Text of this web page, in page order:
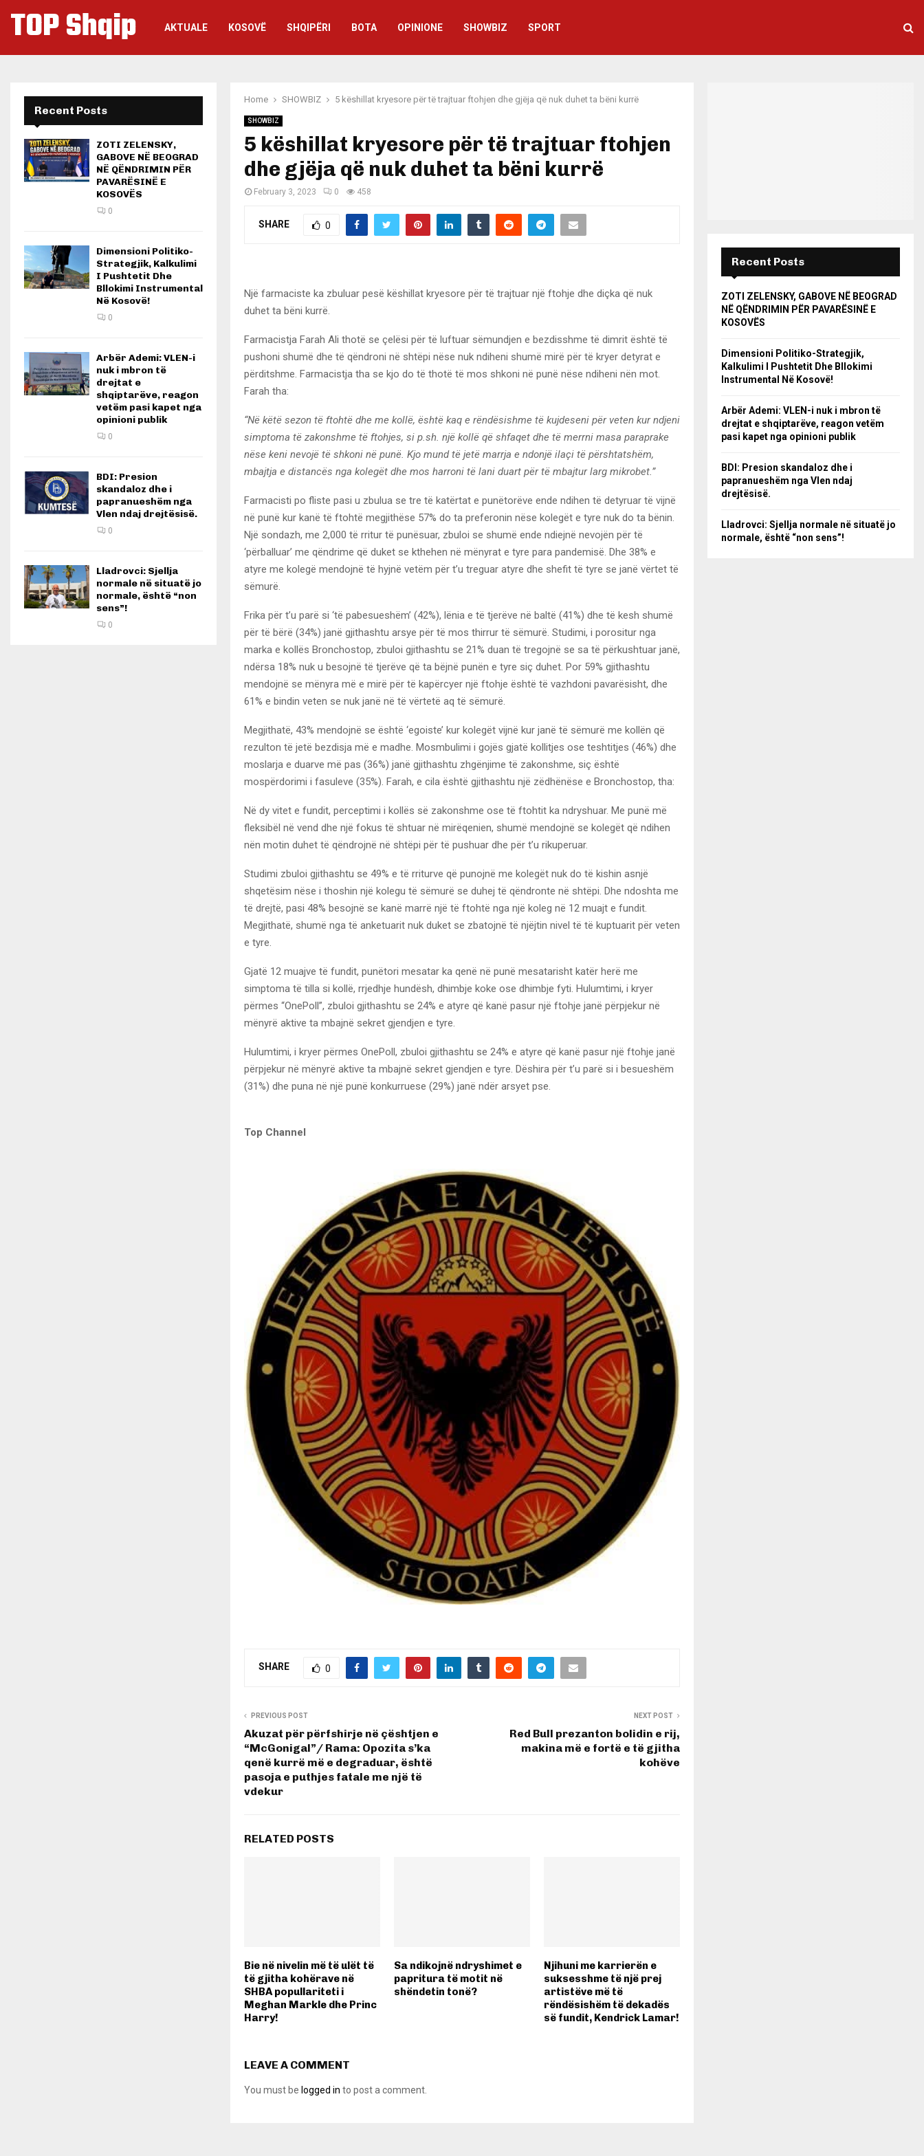
TOP Shqip AKTUALE KOSOVË SHQIPËRI BOTA OPINIONE SHOWBIZ SPORT
Home SHOWBIZ 5 këshillat kryesore për të trajtuar ftohjen dhe gjëja që nuk duhet ta bëni kurrë
SHOWBIZ
5 këshillat kryesore për të trajtuar ftohjen
dhe gjëja që nuk duhet ta bëni kurrë
February 3, 2023 0 458
SHARE 0
Një farmaciste ka zbuluar pesë këshillat kryesore për të trajtuar një ftohje dhe diçka që nuk
duhet ta bëni kurrë.
Farmacistja Farah Ali thotë se çelësi për të luftuar sëmundjen e bezdisshme të dimrit është të
pushoni shumë dhe të qëndroni në shtëpi nëse nuk ndiheni shumë mirë për të kryer detyrat e
përditshme. Farmacistja tha se kjo do të thotë të mos shkoni në punë nëse ndiheni nën mot.
Farah tha:
“Në këtë sezon të ftohtë dhe me kollë, është kaq e rëndësishme të kujdeseni për veten kur ndjeni
simptoma të zakonshme të ftohjes, si p.sh. një kollë që shfaqet dhe të merrni masa paraprake
nëse keni nevojë të shkoni në punë. Kjo mund të jetë marrja e ndonjë ilaçi të përshtatshëm,
mbajtja e distancës nga kolegët dhe mos harroni të lani duart për të mbajtur larg mikrobet.”
Farmacisti po fliste pasi u zbulua se tre të katërtat e punëtorëve ende ndihen të detyruar të vijnë
në punë kur kanë të ftohtë megjithëse 57% do ta preferonin nëse kolegët e tyre nuk do ta bënin.
Një sondazh, me 2,000 të rritur të punësuar, zbuloi se shumë ende ndiejnë nevojën për të
‘përballuar’ me qëndrime që duket se kthehen në mënyrat e tyre para pandemisë. Dhe 38% e
atyre me kolegë mendojnë të hyjnë vetëm për t’u treguar atyre dhe shefit të tyre se janë vërtet të
sëmurë.
Frika për t’u parë si ‘të pabesueshëm’ (42%), lënia e të tjerëve në baltë (41%) dhe të kesh shumë
për të bërë (34%) janë gjithashtu arsye për të mos thirrur të sëmurë. Studimi, i porositur nga
marka e kollës Bronchostop, zbuloi gjithashtu se 21% duan të tregojnë se sa të përkushtuar janë,
ndërsa 18% nuk u besojnë të tjerëve që ta bëjnë punën e tyre siç duhet. Por 59% gjithashtu
mendojnë se mënyra më e mirë për të kapërcyer një ftohje është të vazhdoni pavarësisht, dhe
61% e bindin veten se nuk janë në të vërtetë aq të sëmurë.
Megjithatë, 43% mendojnë se është ‘egoiste’ kur kolegët vijnë kur janë të sëmurë me kollën që
rezulton të jetë bezdisja më e madhe. Mosmbulimi i gojës gjatë kollitjes ose teshtitjes (46%) dhe
moslarja e duarve më pas (36%) janë gjithashtu zhgënjime të zakonshme, siç është
mospërdorimi i fasuleve (35%). Farah, e cila është gjithashtu një zëdhënëse e Bronchostop, tha:
Në dy vitet e fundit, perceptimi i kollës së zakonshme ose të ftohtit ka ndryshuar. Me punë më
fleksibël në vend dhe një fokus të shtuar në mirëqenien, shumë mendojnë se kolegët që ndihen
nën motin duhet të qëndrojnë në shtëpi për të pushuar dhe për t’u rikuperuar.
Studimi zbuloi gjithashtu se 49% e të rriturve që punojnë me kolegët nuk do të kishin asnjë
shqetësim nëse i thoshin një kolegu të sëmurë se duhej të qëndronte në shtëpi. Dhe ndoshta me
të drejtë, pasi 48% besojnë se kanë marrë një të ftohtë nga një koleg në 12 muajt e fundit.
Megjithatë, shumë nga të anketuarit nuk duket se zbatojnë të njëjtin nivel të të kuptuarit për veten
e tyre.
Gjatë 12 muajve të fundit, punëtori mesatar ka qenë në punë mesatarisht katër herë me
simptoma të tilla si kollë, rrjedhje hundësh, dhimbje koke ose dhimbje fyti. Hulumtimi, i kryer
përmes “OnePoll”, zbuloi gjithashtu se 24% e atyre që kanë pasur një ftohje janë përpjekur në
mënyrë aktive ta mbajnë sekret gjendjen e tyre.
Hulumtimi, i kryer përmes OnePoll, zbuloi gjithashtu se 24% e atyre që kanë pasur një ftohje janë
përpjekur në mënyrë aktive ta mbajnë sekret gjendjen e tyre. Dëshira për t’u parë si i besueshëm
(31%) dhe puna në një punë konkurruese (29%) janë ndër arsyet pse.
Top Channel
SHARE 0
PREVIOUS POST
Akuzat për përfshirje në çështjen e
“McGonigal”/ Rama: Opozita s’ka
qenë kurrë më e degraduar, është
pasoja e puthjes fatale me një të
vdekur
NEXT POST
Red Bull prezanton bolidin e rij,
makina më e fortë e të gjitha
kohëve
RELATED POSTS
Bie në nivelin më të ulët të
të gjitha kohërave në
SHBA popullariteti i
Meghan Markle dhe Princ
Harry!
Sa ndikojnë ndryshimet e
papritura të motit në
shëndetin tonë?
Njihuni me karrierën e
suksesshme të një prej
artistëve më të
rëndësishëm të dekadës
së fundit, Kendrick Lamar!
LEAVE A COMMENT
You must be logged in to post a comment.
Recent Posts
ZOTI ZELENSKY,
GABOVE NË BEOGRAD
NË QËNDRIMIN PËR
PAVARËSINË E
KOSOVËS
0
Dimensioni Politiko-
Strategjik, Kalkulimi
I Pushtetit Dhe
Bllokimi Instrumental
Në Kosovë!
0
Arbër Ademi: VLEN-i
nuk i mbron të
drejtat e
shqiptarëve, reagon
vetëm pasi kapet nga
opinioni publik
0
BDI: Presion
skandaloz dhe i
papranueshëm nga
Vlen ndaj drejtësisë.
0
Lladrovci: Sjellja
normale në situatë jo
normale, është “non
sens”!
0
Recent Posts
ZOTI ZELENSKY, GABOVE NË BEOGRAD
NË QËNDRIMIN PËR PAVARËSINË E
KOSOVËS
Dimensioni Politiko-Strategjik,
Kalkulimi I Pushtetit Dhe Bllokimi
Instrumental Në Kosovë!
Arbër Ademi: VLEN-i nuk i mbron të
drejtat e shqiptarëve, reagon vetëm
pasi kapet nga opinioni publik
BDI: Presion skandaloz dhe i
papranueshëm nga Vlen ndaj
drejtësisë.
Lladrovci: Sjellja normale në situatë jo
normale, është “non sens”!